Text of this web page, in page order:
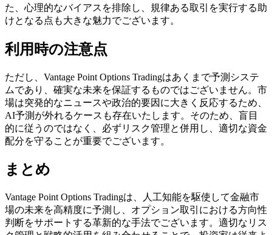
た、心理的なバイアスを排除し、規律ある取引を実行する助
けとなる点も大きな魅力でございます。
利用時の注意点
ただし、Vantage Point Options Tradingはあくまで予測システ
ムであり、確実な未来を保証するものではございません。市
場は突発的なニュースや政治的要因に大きく反応するため、
AI予測が外れるケースも存在いたします。そのため、盲目
的に従うのではなく、必ずリスク管理と併用し、適切な資金
配分を守ることが重要でございます。
まとめ
Vantage Point Options Tradingは、人工知能を駆使して金融市
場の未来を高精度に予測し、オプション取引における方向性
判断をサポートする革新的な手法でございます。適切なリス